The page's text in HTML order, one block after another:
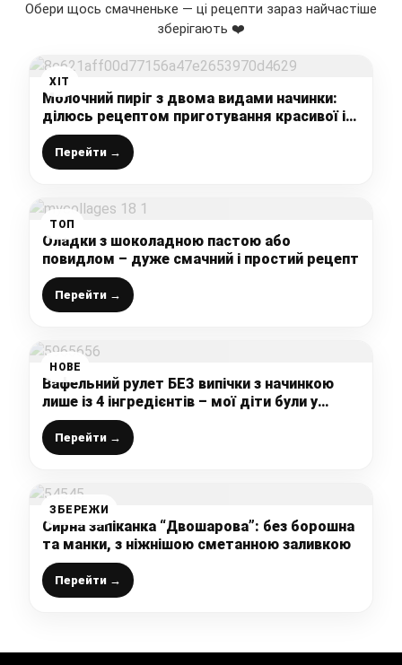
Обери щось смачненьке — ці рецепти зараз найчастіше
зберігають ❤️
ХІТ
Молочний пиріг з двома видами начинки:
ділюсь рецептом приготування красивої і
дуже смачної випічки до чаю
Перейти →
ТОП
Оладки з шоколадною пастою або
повидлом – дуже смачний і простий рецепт
Перейти →
НОВЕ
Вафельний рулет БЕЗ випічки з начинкою
лише із 4 інгредієнтів – мої діти були у
захваті, а готується він на раз-два
Перейти →
ЗБЕРЕЖИ
Сирна запіканка “Двошарова”: без борошна
та манки, з ніжнішою сметанною заливкою
Перейти →